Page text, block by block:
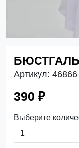
Артикул: 46866
390 ₽
Выберите